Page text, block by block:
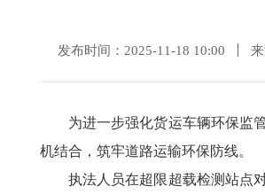
发布时间：2025-11-18 10:00
为进一步强化货运车辆环保监
机结合，筑牢道路运输环保防线。
执法人员在超限超载检测站点